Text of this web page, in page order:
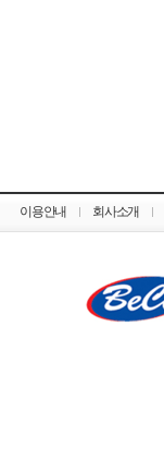
이용안내 회사소개